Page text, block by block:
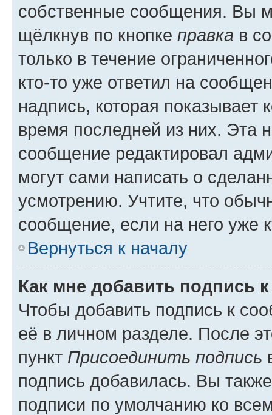
собственные сообщения. Вы
щёлкнув по кнопке правка в
только в течение
кто-то уже ответил на
надпись, которая показывает
время последней из них. Эта
сообщение редактировал
могут сами написать о
усмотрению. Учтите, что
сообщение, если на него уже
Вернуться к началу
Как мне добавить подпись
Чтобы добавить подпись к
её в личном разделе. После
пункт Присоединить подпись
подпись добавилась. Вы
подписи по умолчанию ко